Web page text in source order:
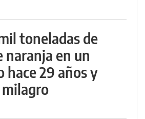
toneladas de
naranja en un
hace 29 años y